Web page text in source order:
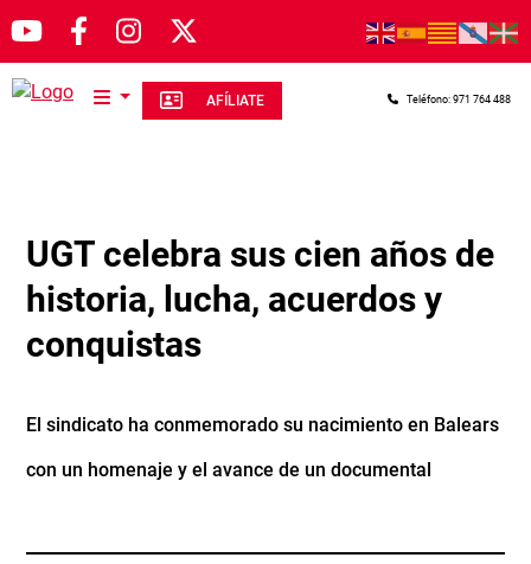
Pasar al contenido principal
AFÍLIATE Teléfono: 971 764 488
UGT celebra sus cien años de
historia, lucha, acuerdos y
conquistas
El sindicato ha conmemorado su nacimiento en Balears
con un homenaje y el avance de un documental